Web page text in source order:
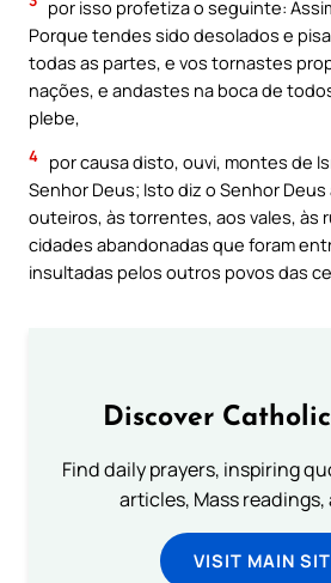
por isso profetiza o seguinte:
Porque tendes sido desolados e
todas as partes, e vos tornastes
nações, e andastes na boca de
plebe,
4 por causa disto, ouvi, montes de
Senhor Deus; Isto diz o Senhor
outeiros, às torrentes, aos vales, às
cidades abandonadas que foram
insultadas pelos outros povos das
Discover
Find daily prayers, inspiring
articles, Mass readings,
VISIT MAIN